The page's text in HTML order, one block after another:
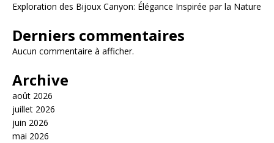
Exploration des Bijoux Canyon: Élégance Inspirée par la Nature
Derniers commentaires
Aucun commentaire à afficher.
Archive
août 2026
juillet 2026
juin 2026
mai 2026